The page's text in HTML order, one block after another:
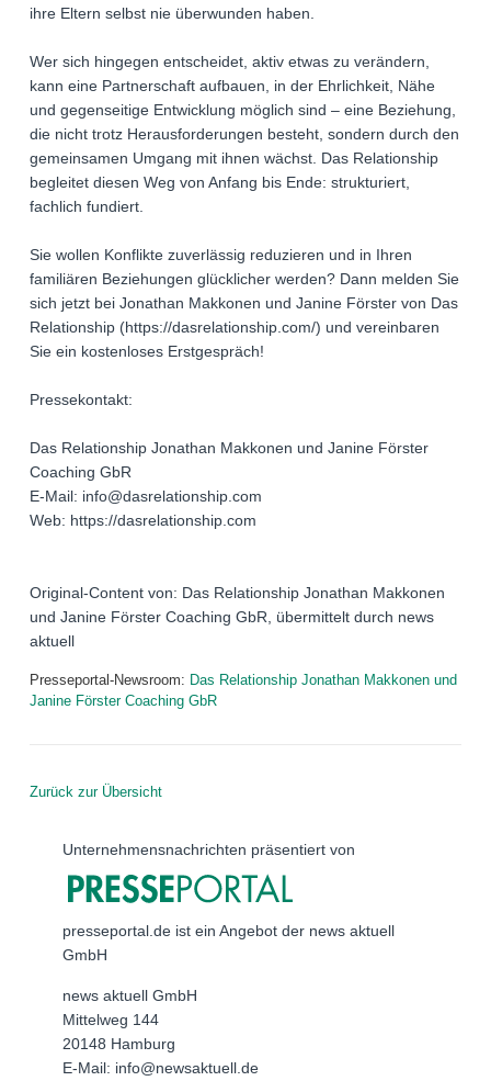
ihre Eltern selbst nie überwunden haben.
Wer sich hingegen entscheidet, aktiv etwas zu verändern,
kann eine Partnerschaft aufbauen, in der Ehrlichkeit, Nähe
und gegenseitige Entwicklung möglich sind – eine Beziehung,
die nicht trotz Herausforderungen besteht, sondern durch den
gemeinsamen Umgang mit ihnen wächst. Das Relationship
begleitet diesen Weg von Anfang bis Ende: strukturiert,
fachlich fundiert.
Sie wollen Konflikte zuverlässig reduzieren und in Ihren
familiären Beziehungen glücklicher werden? Dann melden Sie
sich jetzt bei Jonathan Makkonen und Janine Förster von Das
Relationship (https://dasrelationship.com/) und vereinbaren
Sie ein kostenloses Erstgespräch!
Pressekontakt:
Das Relationship Jonathan Makkonen und Janine Förster
Coaching GbR
E-Mail: info@dasrelationship.com
Web: https://dasrelationship.com
Original-Content von: Das Relationship Jonathan Makkonen
und Janine Förster Coaching GbR, übermittelt durch news
aktuell
Presseportal-Newsroom: Das Relationship Jonathan Makkonen und
Janine Förster Coaching GbR
Zurück zur Übersicht
Unternehmensnachrichten präsentiert von
presseportal.de ist ein Angebot der news aktuell
GmbH
news aktuell GmbH
Mittelweg 144
20148 Hamburg
E-Mail: info@newsaktuell.de